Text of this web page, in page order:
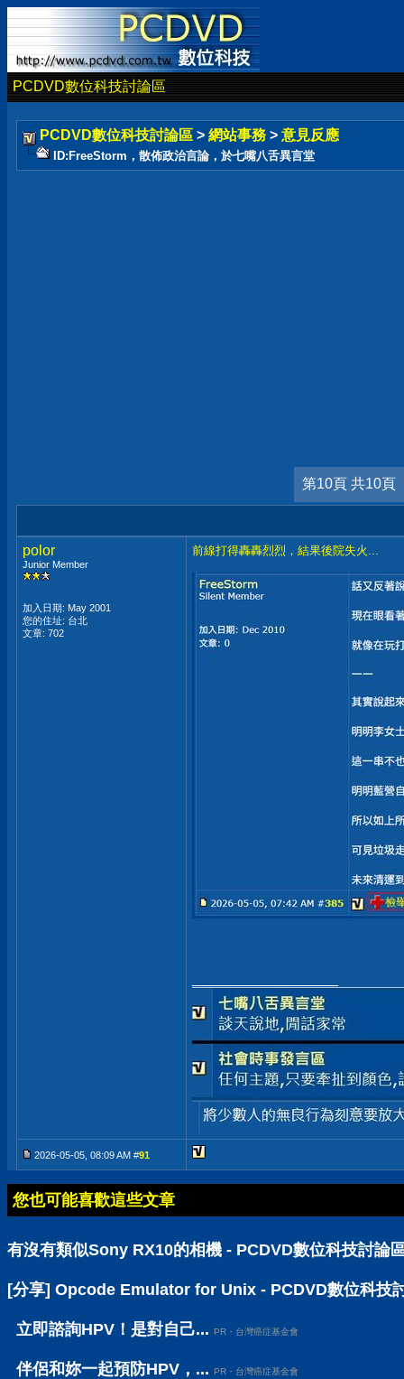
PCDVD數位科技討論區
PCDVD數位科技討論區 > 網站事務 > 意見反應
ID:FreeStorm，散佈政治言論，於七嘴八舌異言堂
第10頁 共10頁
polor
Junior Member
加入日期: May 2001
您的住址: 台北
文章: 702
前線打得轟轟烈烈，結果後院失火...
2026-05-05, 08:09 AM #91
您也可能喜歡這些文章
有沒有類似Sony RX10的相機 - PCDVD數位科技討論
[分享] Opcode Emulator for Unix - PCDVD數位科技
立即諮詢HPV！是對自己... PR・台灣癌症基金會
伴侶和妳一起預防HPV，... PR・台灣癌症基金會